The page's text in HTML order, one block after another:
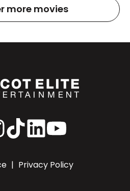
more movies
TikTokLinkedInYouTube
| Privacy Policy